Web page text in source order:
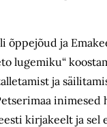
õppejõud ja
lugemiku“
ja
inimesed
kirjakeelt ja sel